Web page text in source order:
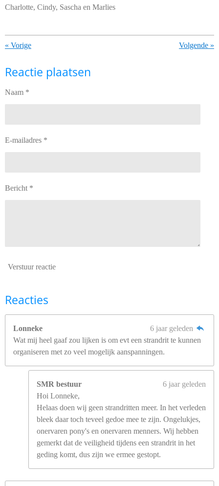
Charlotte, Cindy, Sascha en Marlies
« Vorige Volgende »
Reactie plaatsen
Naam *
E-mailadres *
Bericht *
Verstuur reactie
Reacties
Lonneke
6 jaar geleden
Wat mij heel gaaf zou lijken is om evt een strandrit te kunnen
organiseren met zo veel mogelijk aanspanningen.
SMR bestuur
6 jaar geleden
Hoi Lonneke,
Helaas doen wij geen strandritten meer. In het verleden
bleek daar toch teveel gedoe mee te zijn. Ongelukjes,
onervaren pony's en onervaren menners. Wij hebben
gemerkt dat de veiligheid tijdens een strandrit in het
geding komt, dus zijn we ermee gestopt.